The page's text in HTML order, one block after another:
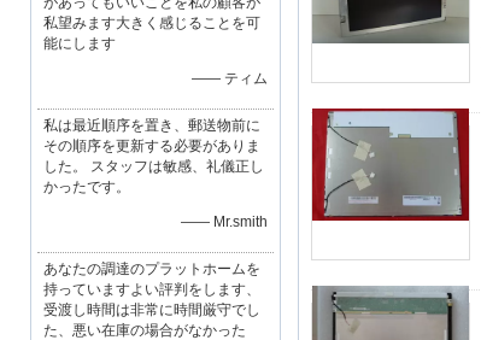
私望みます大きく感じることを可
能にします
—— ティム
私は最近順序を置き、郵送物前に
その順序を更新する必要がありま
した。 スタッフは敏感、礼儀正し
かったです。
—— Mr.smith
あなたの調達のプラットホームを
持っていますよい評判をします、
受渡し時間は非常に時間厳守でし
た、悪い在庫の場合がなかった